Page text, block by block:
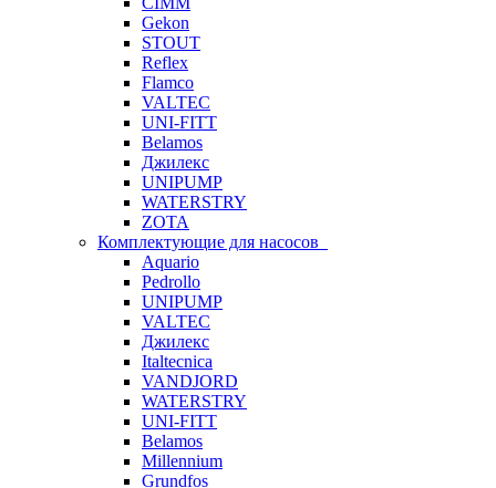
Gekon
STOUT
Reflex
Flamco
VALTEC
UNI-FITT
Belamos
Джилекс
UNIPUMP
WATERSTRY
ZOTA
Комплектующие для насосов
Aquario
Pedrollo
UNIPUMP
VALTEC
Джилекс
Italtecnica
VANDJORD
WATERSTRY
UNI-FITT
Belamos
Millennium
Grundfos